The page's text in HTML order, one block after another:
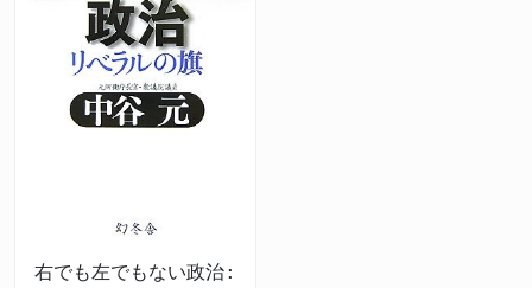
右でも左でもない政治: